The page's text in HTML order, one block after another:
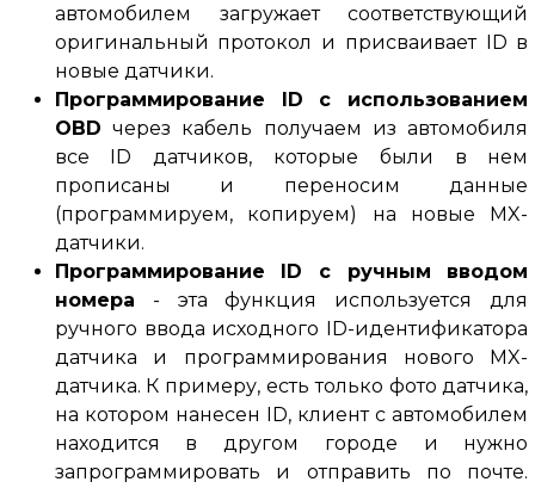
автомобилем загружает соответствующий
оригинальный протокол и присваивает ID в
новые датчики.
Программирование ID с использованием
OBD через кабель получаем из автомобиля
все ID датчиков, которые были в нем
прописаны и переносим данные
(программируем, копируем) на новые MX-
датчики.
Программирование ID с ручным вводом
номера - эта функция используется для
ручного ввода исходного ID-идентификатора
датчика и программирования нового MX-
датчика. К примеру, есть только фото датчика,
на котором нанесен ID, клиент с автомобилем
находится в другом городе и нужно
запрограммировать и отправить по почте.